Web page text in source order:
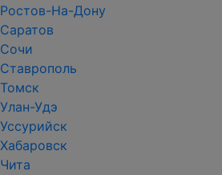
Ростов-На-Дону
Саратов
Сочи
Ставрополь
Томск
Улан-Удэ
Уссурийск
Хабаровск
Чита